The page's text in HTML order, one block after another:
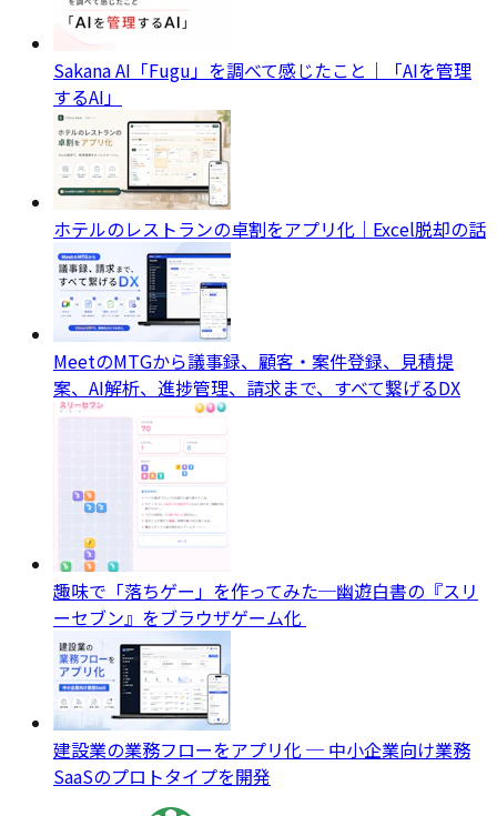
Sakana AI「Fugu」を調べて感じたこと｜「AIを管理
するAI」
ホテルのレストランの卓割をアプリ化｜Excel脱却の話
MeetのMTGから議事録、顧客・案件登録、見積提
案、AI解析、進捗管理、請求まで、すべて繋げるDX
趣味で「落ちゲー」を作ってみた─幽遊白書の『スリ
ーセブン』をブラウザゲーム化
建設業の業務フローをアプリ化 ─ 中小企業向け業務
SaaSのプロトタイプを開発